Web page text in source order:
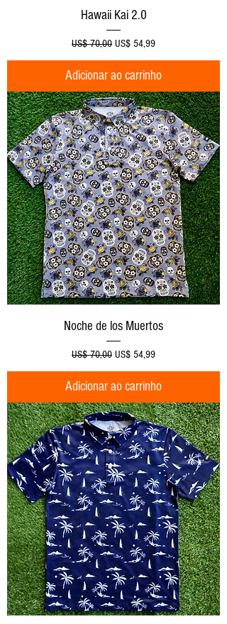
Hawaii Kai 2.0
Preço normal
US$ 70,00 Preço promocional
US$ 54,99
Adicionar ao carrinho
Noche de los Muertos
Preço normal
US$ 70,00 Preço promocional
US$ 54,99
Adicionar ao carrinho